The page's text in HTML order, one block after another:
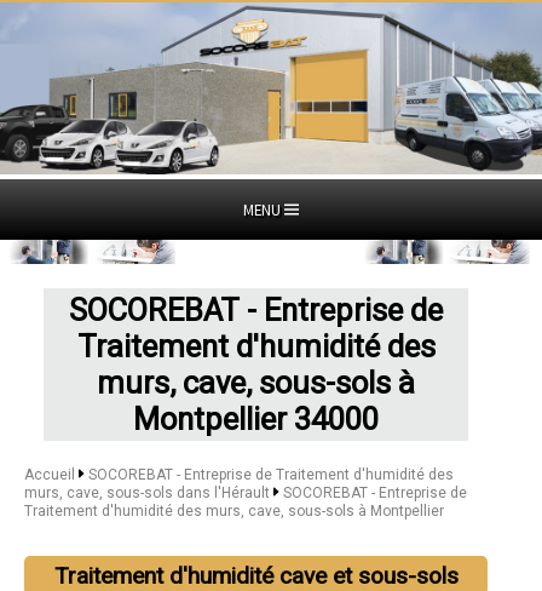
MENU
SOCOREBAT - Entreprise de
Traitement d'humidité des
murs, cave, sous-sols à
Montpellier 34000
Accueil
SOCOREBAT - Entreprise de Traitement d'humidité des
murs, cave, sous-sols dans l'Hérault
SOCOREBAT - Entreprise de
Traitement d'humidité des murs, cave, sous-sols à Montpellier
Traitement d'humidité cave et sous-sols